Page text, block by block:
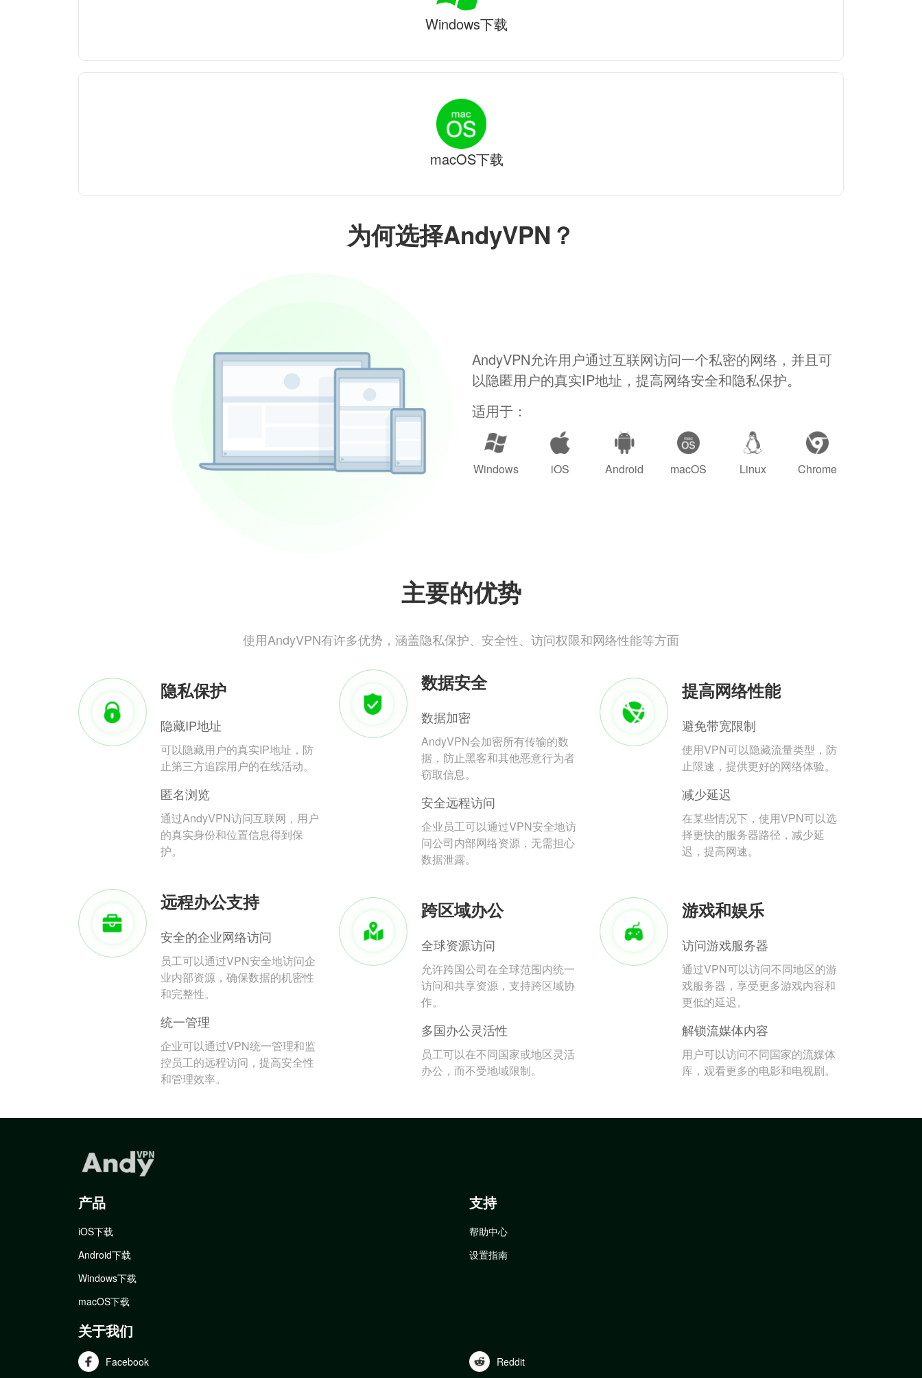
为何选择AndyVPN？
AndyVPN允许用户通过互联网访问一个私密的网络，并且可
以隐匿用户的真实IP地址，提高网络安全和隐私保护。
适用于：
Windows iOS Android macOS Linux Chrome
主要的优势
使用AndyVPN有许多优势，涵盖隐私保护、安全性、访问权限和网络性能等方面
隐私保护
隐藏IP地址
可以隐藏用户的真实IP地址，防
止第三方追踪用户的在线活动。
匿名浏览
通过AndyVPN访问互联网，用户
的真实身份和位置信息得到保
护。
数据安全
数据加密
AndyVPN会加密所有传输的数
据，防止黑客和其他恶意行为者
窃取信息。
安全远程访问
企业员工可以通过VPN安全地访
问公司内部网络资源，无需担心
数据泄露。
提高网络性能
避免带宽限制
使用VPN可以隐藏流量类型，防
止限速，提供更好的网络体验。
减少延迟
在某些情况下，使用VPN可以选
择更快的服务器路径，减少延
迟，提高网速。
远程办公支持
安全的企业网络访问
员工可以通过VPN安全地访问企
业内部资源，确保数据的机密性
和完整性。
统一管理
企业可以通过VPN统一管理和监
控员工的远程访问，提高安全性
和管理效率。
跨区域办公
全球资源访问
允许跨国公司在全球范围内统一
访问和共享资源，支持跨区域协
作。
多国办公灵活性
员工可以在不同国家或地区灵活
办公，而不受地域限制。
游戏和娱乐
访问游戏服务器
通过VPN可以访问不同地区的游
戏服务器，享受更多游戏内容和
更低的延迟。
解锁流媒体内容
用户可以访问不同国家的流媒体
库，观看更多的电影和电视剧。
Windows下载
macOS下载
产品
iOS下载
Android下载
Windows下载
macOS下载
支持
帮助中心
设置指南
关于我们
Facebook Reddit